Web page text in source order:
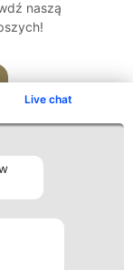
Live chat
naszą